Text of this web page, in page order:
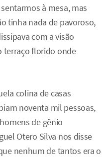
à mesa, mas
tinha nada de pavoroso,
com a visão
terraço florido onde
colina de casas
noventa mil pessoas,
de gênio
Otero Silva nos disse
nenhum de tantos era o